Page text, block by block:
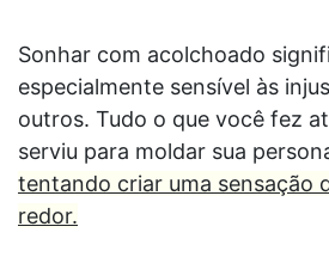
Sonhar com acolchoado
especialmente sensível às
outros. Tudo o que você fez
serviu para moldar sua
tentando criar uma sensação
redor.